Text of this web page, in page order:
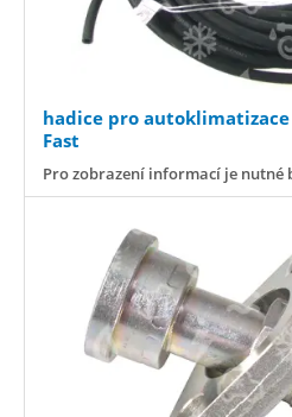
hadice pro autoklimatizace
Fast
Pro zobrazení informací je nutné